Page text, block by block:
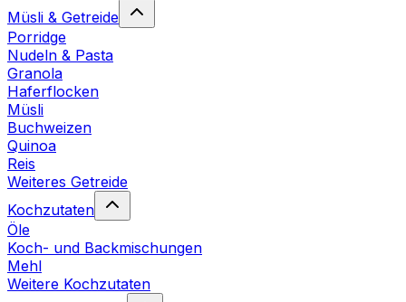
Müsli & Getreide
Porridge
Nudeln & Pasta
Granola
Haferflocken
Müsli
Buchweizen
Quinoa
Reis
Weiteres Getreide
Kochzutaten
Öle
Koch- und Backmischungen
Mehl
Weitere Kochzutaten